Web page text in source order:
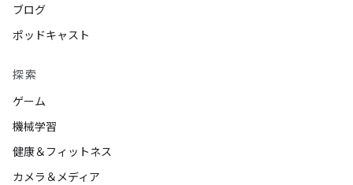
ブログ
ポッドキャスト
探索
ゲーム
機械学習
健康＆フィットネス
カメラ＆メディア